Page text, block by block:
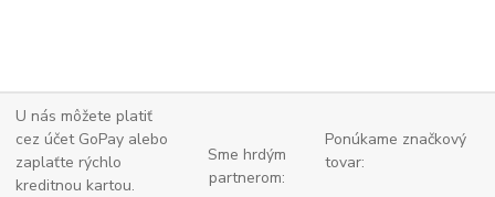
U nás môžete platiť
cez účet GoPay alebo
zaplaťte rýchlo
kreditnou kartou.
Sme hrdým
partnerom:
Ponúkame značkový
tovar: